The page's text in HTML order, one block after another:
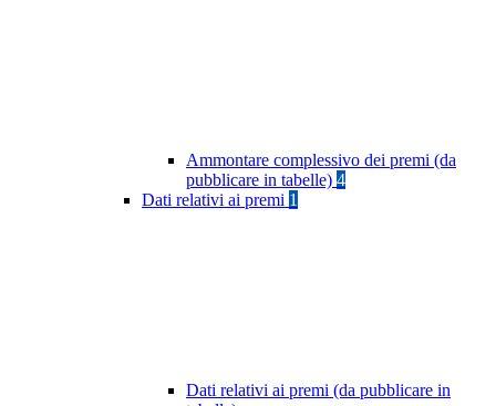
Ammontare complessivo dei premi (da
pubblicare in tabelle) 4
Dati relativi ai premi 1
Dati relativi ai premi (da pubblicare in